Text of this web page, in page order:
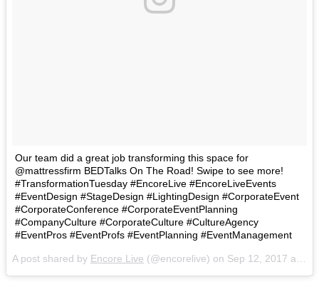
Our team did a great job transforming this space for
@mattressfirm BEDTalks On The Road! Swipe to see more!
#TransformationTuesday #EncoreLive #EncoreLiveEvents
#EventDesign #StageDesign #LightingDesign #CorporateEvent
#CorporateConference #CorporateEventPlanning
#CompanyCulture #CorporateCulture #CultureAgency
#EventPros #EventProfs #EventPlanning #EventManagement
A post shared by Encore Live (@encorelive) on Sep 12, 2017 at 10:19am PDT